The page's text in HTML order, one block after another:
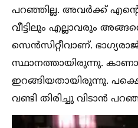
പറഞ്ഞില്ല. അവര്‍ക്ക്
വീട്ടിലും എല്ലാവരും
സെന്‍സിറ്റീവാണ്.
സ്ഥാനത്തായിരുന്നു.
ഇറങ്ങിയതായിരുന്നു.
വണ്ടി തിരിച്ചു വിടാന്‍